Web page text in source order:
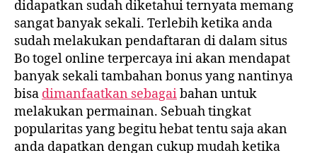
didapatkan sudah diketahui ternyata memang
sangat banyak sekali. Terlebih ketika anda
sudah melakukan pendaftaran di dalam situs
Bo togel online terpercaya ini akan mendapat
banyak sekali tambahan bonus yang nantinya
bisa dimanfaatkan sebagaibahan untuk
melakukan permainan. Sebuah tingkat
popularitas yang begitu hebat tentu saja akan
anda dapatkan dengan cukup mudah ketika